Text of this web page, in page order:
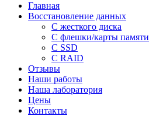
Главная
Восстановление данных
С жесткого диска
С флешки/карты памяти
С SSD
С RAID
Отзывы
Наши работы
Наша лаборатория
Цены
Контакты